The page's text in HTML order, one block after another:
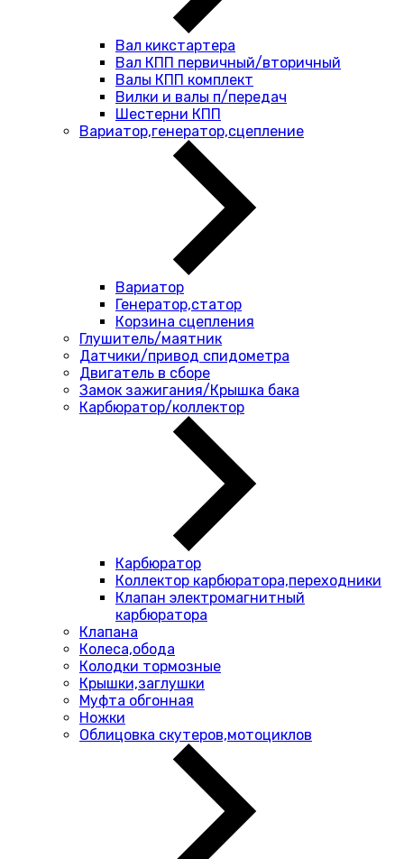
Вал кикстартера
Вал КПП первичный/вторичный
Валы КПП комплект
Вилки и валы п/передач
Шестерни КПП
Вариатор,генератор,сцепление
Вариатор
Генератор,статор
Корзина сцепления
Глушитель/маятник
Датчики/привод спидометра
Двигатель в сборе
Замок зажигания/Крышка бака
Карбюратор/коллектор
Карбюратор
Коллектор карбюратора,переходники
Клапан электромагнитный
карбюратора
Клапана
Колеса,обода
Колодки тормозные
Крышки,заглушки
Муфта обгонная
Ножки
Облицовка скутеров,мотоциклов